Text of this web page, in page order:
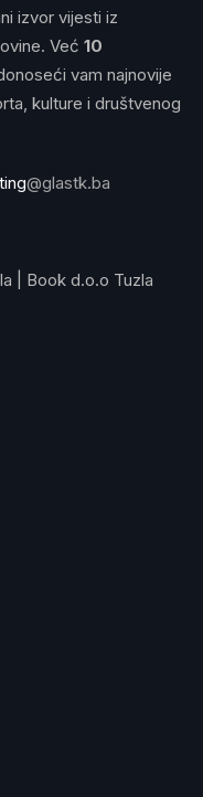
izvor vijesti iz
Već 10
vam najnovije
kulture i društvenog
@glastk.ba
| Book d.o.o Tuzla